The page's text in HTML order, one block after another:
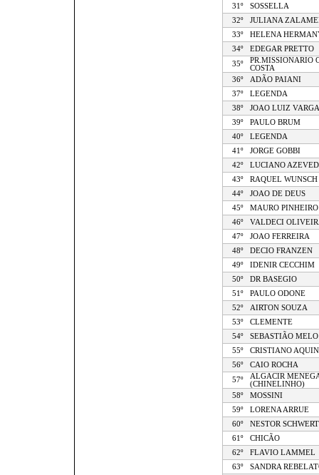
31º
SOSSELLA
32º
JULIANA
33º
HELENA
34º
EDEGAR PRETTO
35º
PR.MISSIONARIO
COSTA
36º
ADÃO PAIANI
37º
LEGENDA
38º
JOAO LUIZ
39º
PAULO BRUM
40º
LEGENDA
41º
JORGE GOBBI
42º
LUCIANO
43º
RAQUEL WUNSCH
44º
JOAO DE DEUS
45º
MAURO PINHEIRO
46º
VALDECI
47º
JOAO FERREIRA
48º
DECIO FRANZEN
49º
IDENIR CECCHIM
50º
DR BASEGIO
51º
PAULO ODONE
52º
AIRTON SOUZA
53º
CLEMENTE
54º
SEBASTIÃO MELO
55º
CRISTIANO
56º
CAIO ROCHA
57º
ALGACIR
(CHINELINHO)
58º
MOSSINI
59º
LORENA ARRUE
60º
NESTOR
61º
CHICÃO
62º
FLAVIO LAMMEL
63º
SANDRA